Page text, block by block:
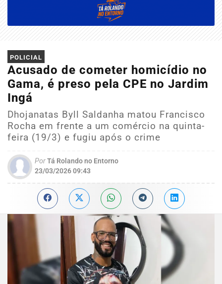
POLICIAL
Acusado de cometer homicídio no
Gama, é preso pela CPE no Jardim
Ingá
Dhojanatas Byll Saldanha matou Francisco
Rocha em frente a um comércio na quinta-
feira (19/3) e fugiu após o crime
PorTá Rolando no Entorno
23/03/2026 09:43